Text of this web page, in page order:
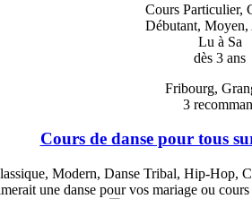
Cours Particulier,
Débutant, Moyen,
Lu à Sa
dès 3 ans
Fribourg,
3
Cours de danse pour tous
Modern, Danse Tribal, Hip-
une danse pour vos mariage ou